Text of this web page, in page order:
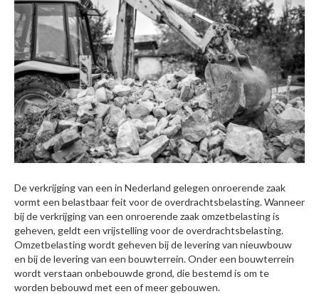
De verkrijging van een in Nederland gelegen onroerende zaak
vormt een belastbaar feit voor de overdrachtsbelasting. Wanneer
bij de verkrijging van een onroerende zaak omzetbelasting is
geheven, geldt een vrijstelling voor de overdrachtsbelasting.
Omzetbelasting wordt geheven bij de levering van nieuwbouw
en bij de levering van een bouwterrein. Onder een bouwterrein
wordt verstaan onbebouwde grond, die bestemd is om te
worden bebouwd met een of meer gebouwen.